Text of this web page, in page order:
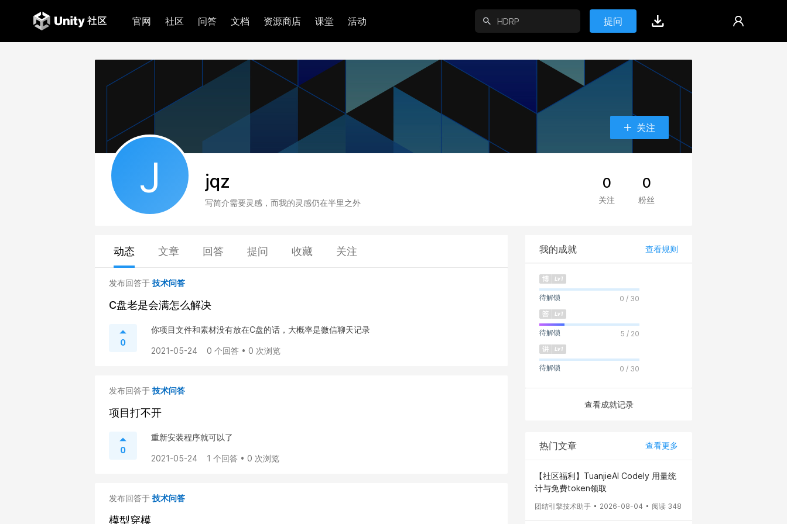
官网 社区 问答 文档 资源商店 课堂 活动 提问
关注
J jqz
写简介需要灵感，而我的灵感仍在半里之外
0
关注
0
粉丝
动态 文章 回答 提问 收藏 关注
发布回答于 技术问答
C盘老是会满怎么解决
0
你项目文件和素材没有放在C盘的话，大概率是微信聊天记录
2021-05-24 0 个回答 • 0 次浏览
发布回答于 技术问答
项目打不开
0
重新安装程序就可以了
2021-05-24 1 个回答 • 0 次浏览
发布回答于 技术问答
模型穿模
我的成就 查看规则
待解锁 0 / 30
待解锁 5 / 20
待解锁 0 / 30
查看成就记录
热门文章 查看更多
【社区福利】TuanjieAI Codely 用量统
计与免费token领取
团结引擎技术助手 2026-08-04 阅读 348